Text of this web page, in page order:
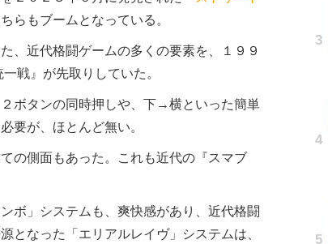
らもブームとなっている。
、近代格闘ゲームの多くの要素を、１９９
戦』が先取りしていた。
ボタンの同時押しや、下→横といった簡単
要が、ほとんど無い。
の側面もあった。これも近代の『スマブ
ボ」システムも、爽快感があり、近代格闘
となった「エリアルレイヴ」システムは、